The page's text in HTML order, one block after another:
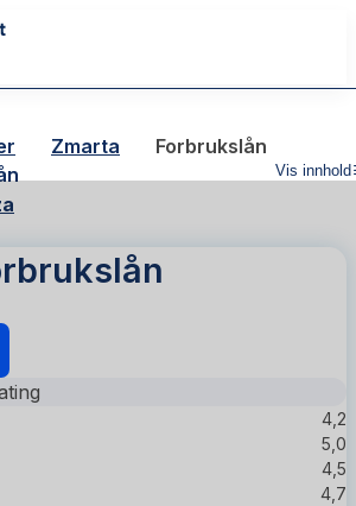
Zmarta Forbrukslån
Vis innhold
4,2
5,0
4,5
4,7